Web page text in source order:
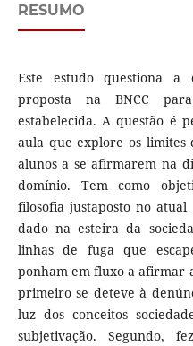
RESUMO
Este estudo questiona a
proposta na BNCC
estabelecida. A questão é
aula que explore os limites
alunos a se afirmarem na
domínio. Tem como
filosofia justaposto no
dado na esteira da
linhas de fuga que
ponham em fluxo a afirmar
primeiro se deteve à
luz dos conceitos
subjetivação. Segundo,